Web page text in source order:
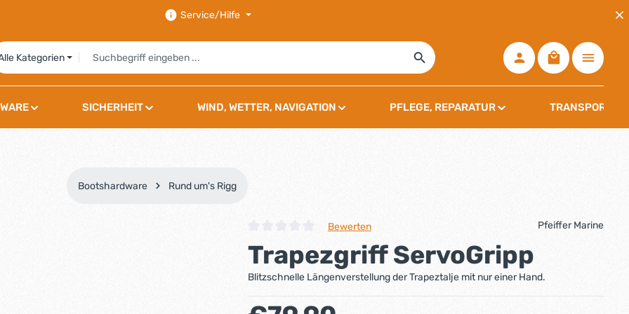
Service/Hilfe
Kategorien
Warenkorb
SICHERHEIT WIND, WETTER, NAVIGATION PFLEGE, REPARATUR TRANSPORT,
Bootshardware Rund um's Rigg
Bewerten Pfeiffer Marine
Trapezgriff ServoGripp
Blitzschnelle Längenverstellung der Trapeztalje mit nur einer Hand.
Regulärer Preis: